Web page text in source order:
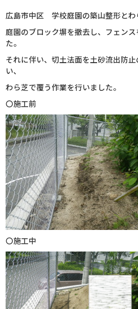
広島市中区 学校庭園の築山整形とわ
庭園のブロック塀を撤去し、フェン
た。
それに伴い、切土法面を土砂流出防
い、
わら芝で覆う作業を行いました。
〇施工前
〇施工中